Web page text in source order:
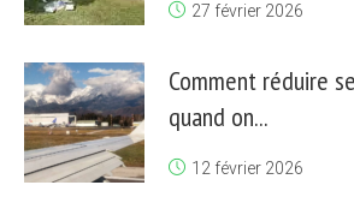
27 février 2026
Comment réduire
quand on...
12 février 2026